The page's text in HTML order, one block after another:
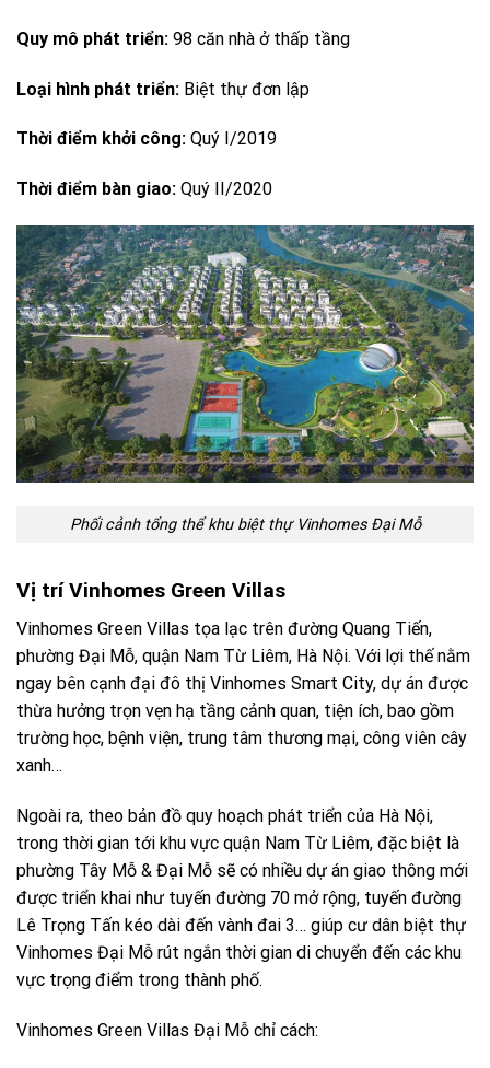
Quy mô phát triển: 98 căn nhà ở thấp tầng
Loại hình phát triển: Biệt thự đơn lập
Thời điểm khởi công: Quý I/2019
Thời điểm bàn giao: Quý II/2020
Phối cảnh tổng thể khu biệt thự Vinhomes Đại Mỗ
Vị trí Vinhomes Green Villas
Vinhomes Green Villas tọa lạc trên đường Quang Tiến,
phường Đại Mỗ, quận Nam Từ Liêm, Hà Nội. Với lợi thế nằm
ngay bên cạnh đại đô thị Vinhomes Smart City, dự án được
thừa hưởng trọn vẹn hạ tầng cảnh quan, tiện ích, bao gồm
trường học, bệnh viện, trung tâm thương mại, công viên cây
xanh…
Ngoài ra, theo bản đồ quy hoạch phát triển của Hà Nội,
trong thời gian tới khu vực quận Nam Từ Liêm, đặc biệt là
phường Tây Mỗ & Đại Mỗ sẽ có nhiều dự án giao thông mới
được triển khai như tuyến đường 70 mở rộng, tuyến đường
Lê Trọng Tấn kéo dài đến vành đai 3… giúp cư dân biệt thự
Vinhomes Đại Mỗ rút ngắn thời gian di chuyển đến các khu
vực trọng điểm trong thành phố.
Vinhomes Green Villas Đại Mỗ chỉ cách: